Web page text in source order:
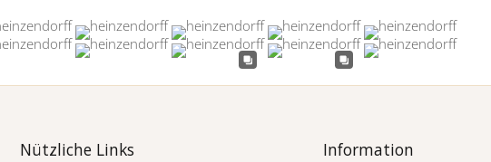
Nützliche Links Information